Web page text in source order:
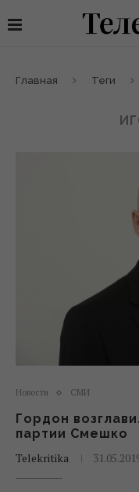
Главная Теги
Новости СМИ
Гордон
партии Смешко
Telekritika